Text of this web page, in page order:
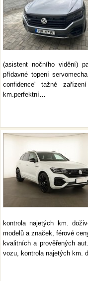
(asistent nočního vidění)
přídavné topení
confidence' tažné
km.perfektní…
kontrola najetých km.
modelů a značek, férové
kvalitních a prověřených
vozu, kontrola najetých km.